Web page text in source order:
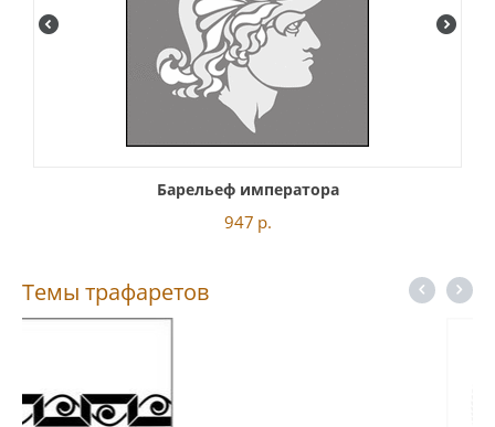
Барельеф императора
947 р.
Темы трафаретов